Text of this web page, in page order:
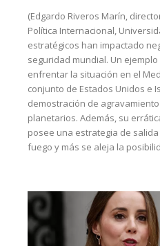
(Edgardo Riveros Marín,
Política Internacional,
estratégicos han impactado
seguridad mundial. Un
enfrentar la situación en el
conjunto de Estados Unidos e
demostración de
planetarios. Además, su
posee una estrategia de
fuego y más se aleja la